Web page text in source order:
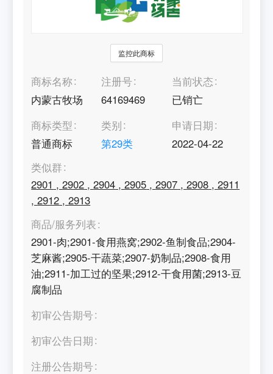
监控此商标
商标名称
内蒙古牧场
注册号
64169469
当前状态
已销亡
商标类型
普通商标
类别
第29类
申请日期
2022-04-22
类似群
2901 ,2902 ,2904 ,2905 ,2907 ,2908 ,2911
,2912 ,2913
商品/服务列表
2901-肉;2901-食用燕窝;2902-鱼制食品;2904-
芝麻酱;2905-干蔬菜;2907-奶制品;2908-食用
油;2911-加工过的坚果;2912-干食用菌;2913-豆
腐制品
初审公告期号
初审公告日期
注册公告期号